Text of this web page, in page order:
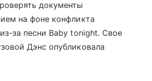
документы
на фоне конфликта
за песни Baby tonight. Свое
Дэнс опубликовала